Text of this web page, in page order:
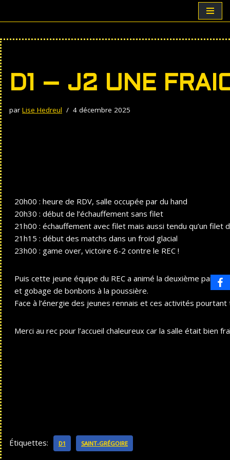
au
D1 – J2 UNE
par Lise Hedreul 4 décembre 2025
20h00 : heure de RDV, salle occupée par du hand
20h30 : début de l’échauffement sans filet
21h00 : échauffement avec filet mais aussi tendu qu’un filet
21h15 : début des matchs dans un froid glacial
23h00 : game over, victoire 6-2 contre le REC !
Puis cette jeune équipe du REC a animé la deuxième
et gobage de bonbons à la poussière.
Face à l’énergie des jeunes rennais et ces activités
Merci au rec pour l’accueil chaleureux car la salle était bien
Étiquettes: D1 SAINT-GRÉGOIRE